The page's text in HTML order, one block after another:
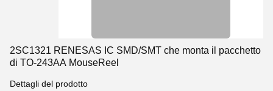
2SC1321 RENESAS IC SMD/SMT che monta il pacchetto
di TO-243AA MouseReel
Dettagli del prodotto